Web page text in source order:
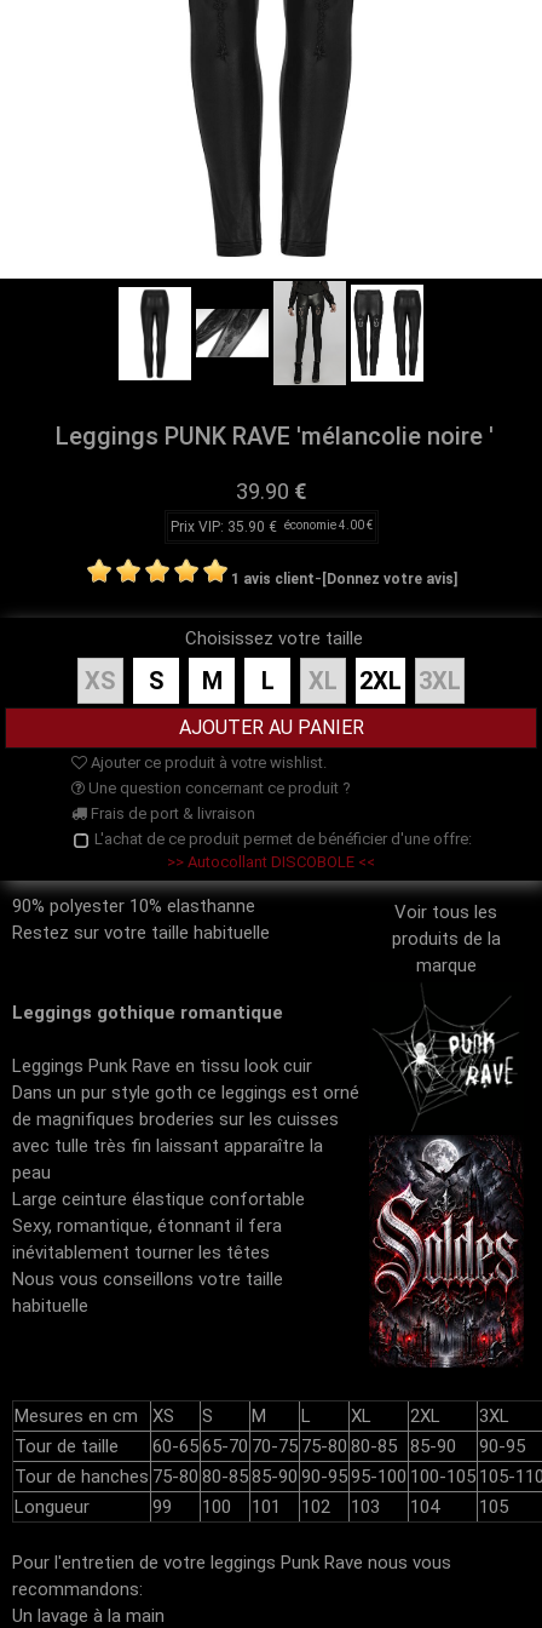
Leggings PUNK RAVE 'mélancolie noire '
39.90 €
Prix VIP: 35.90 € économie 4.00 €
1 avis client- [Donnez votre avis]
Choisissez votre taille
XS S M L XL 2XL 3XL
Ajouter ce produit à votre wishlist.
Une question concernant ce produit ?
Frais de port & livraison
L'achat de ce produit permet de bénéficier d'une offre:
>> Autocollant DISCOBOLE <<
Voir tous les
produits de la
marque
90% polyester 10% elasthanne
Restez sur votre taille habituelle
Leggings gothique romantique
Leggings Punk Rave en tissu look cuir
Dans un pur style goth ce leggings est orné
de magnifiques broderies sur les cuisses
avec tulle très fin laissant apparaître la
peau
Large ceinture élastique confortable
Sexy, romantique, étonnant il fera
inévitablement tourner les têtes
Nous vous conseillons votre taille
habituelle
Mesures en cm XS S M L XL 2XL
3XL
Tour de taille
60-6565-70 70-75 75-80 80-85 85-90
90-95
Tour de hanches 75-80 80-8585-90 90-9595-100 100-105 105-
Longueur
99 100 101 102 103 104 105
Pour l'entretien de votre leggings Punk Rave nous vous
recommandons:
Un lavage à la main